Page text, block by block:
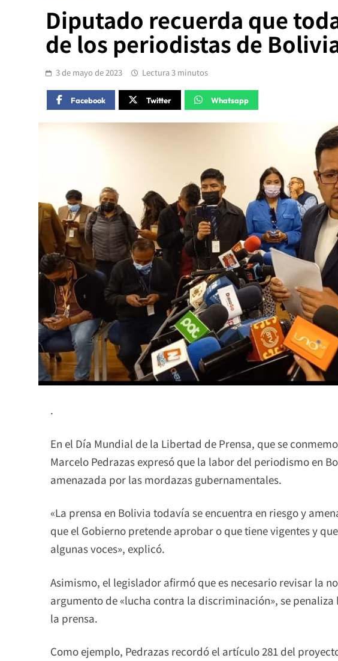
Diputado recuerda que
de los periodistas de
3 de mayo de 2023 Lectura 3 minutos
Facebook Twitter Whatsapp
.
En el Día Mundial de la Libertad de Prensa, que se
Marcelo Pedrazas expresó que la labor del periodismo en
amenazada por las mordazas gubernamentales.
«La prensa en Bolivia todavía se encuentra en riesgo y
que el Gobierno pretende aprobar o que tiene vigentes y
algunas voces», explicó.
Asimismo, el legislador afirmó que es necesario revisar la
argumento de «lucha contra la discriminación», se
la prensa.
Como ejemplo, Pedrazas recordó el artículo 281 del